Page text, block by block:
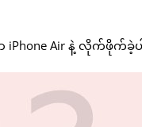
ာ iPhone Air နဲ့ လိုက်ဖိုက်